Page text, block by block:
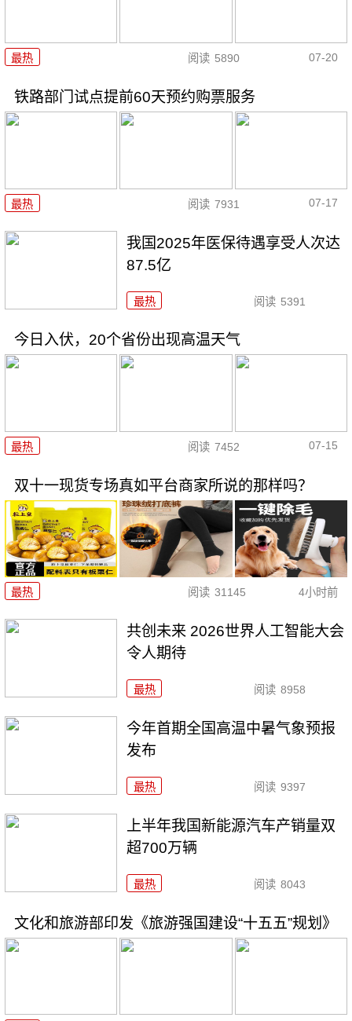
最热 阅读 5890 07-20
铁路部门试点提前60天预约购票服务
最热 阅读 7931 07-17
我国2025年医保待遇享受人次达
87.5亿
最热 阅读 5391
今日入伏，20个省份出现高温天气
最热 阅读 7452 07-15
双十一现货专场真如平台商家所说的那样吗？
最热 阅读 31145 4小时前
共创未来 2026世界人工智能大会
令人期待
最热 阅读 8958
今年首期全国高温中暑气象预报
发布
最热 阅读 9397
上半年我国新能源汽车产销量双
超700万辆
最热 阅读 8043
文化和旅游部印发《旅游强国建设“十五五”规划》